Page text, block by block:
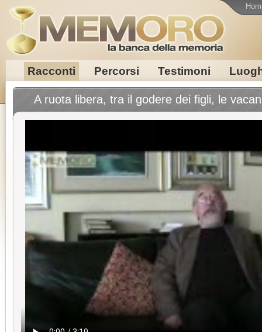
Racconti Percorsi Testimoni
A ruota libera, tra il godere dei figli, le